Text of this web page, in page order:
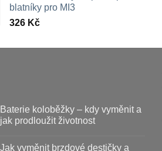
blatníky pro MI3
326 Kč
Baterie koloběžky – kdy vyměnit a
jak prodloužit životnost
Jak vyměnit brzdové destičky a